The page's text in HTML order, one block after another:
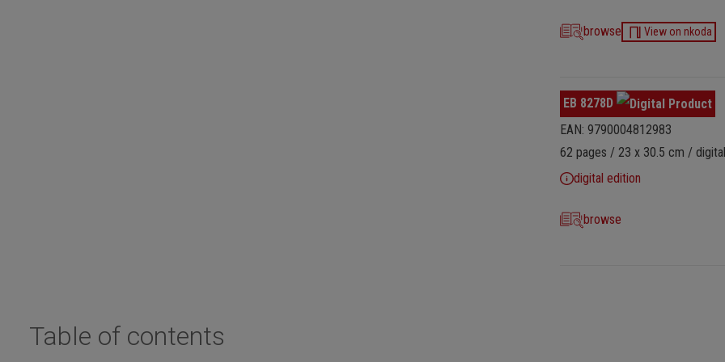
browse View on nkoda
EB 8278D
EAN: 9790004812983
62 pages / 23 x 30.5 cm /
digital edition
browse
Table of contents